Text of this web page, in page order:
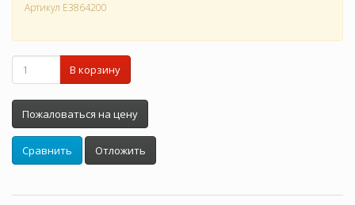
Артикул E3864200
В корзину
Пожаловаться на цену
Сравнить Отложить